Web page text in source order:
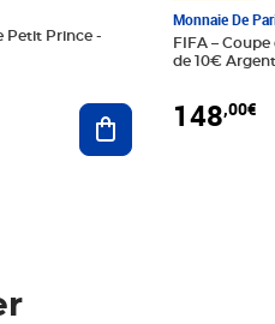
Petit Prince -
Ajouter au panier
Monnaie De
FIFA –
de 10€
148,00€